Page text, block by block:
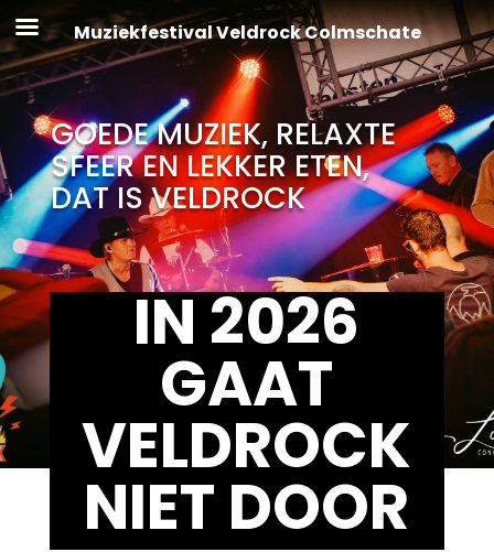
GOEDE MUZIEK, RELAXTE
SFEER EN LEKKER ETEN,
DAT IS VELDROCK
IN 2026
GAAT
VELDROCK
NIET DOOR
Muziekfestival Veldrock Colmschate